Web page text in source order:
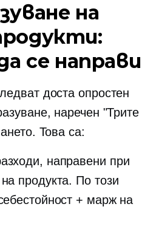
на
се направи
доста опростен
наречен "Трите
Това са:
направени при
продукта. По този
+ марж на